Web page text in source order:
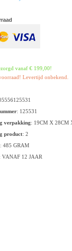
vanaf € 199,00!
Levertijd onbekend.
: 125531
verpakking: 19CM X 28CM
product: 2
: 485 GRAM
VANAF 12 JAAR